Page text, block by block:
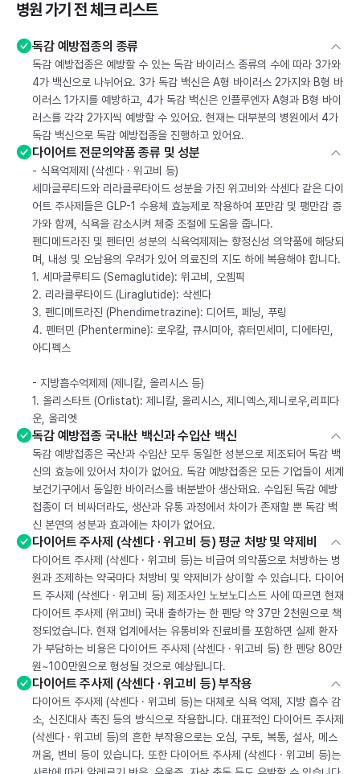
병원 가기 전 체크 리스트
독감 예방접종의 종류
독감 예방접종은 예방할 수 있는 독감 바이러스 종류의 수에 따라 3가와
4가 백신으로 나뉘어요. 3가 독감 백신은 A형 바이러스 2가지와 B형 바
이러스 1가지를 예방하고, 4가 독감 백신은 인플루엔자 A형과 B형 바이
러스를 각각 2가지씩 예방할 수 있어요. 현재는 대부분의 병원에서 4가
독감 백신으로 독감 예방접종을 진행하고 있어요.
다이어트 전문의약품 종류 및 성분
- 식욕억제제 (삭센다 · 위고비 등)
세마글루티드와 리라클루타이드 성분을 가진 위고비와 삭센다 같은 다이
어트 주사제들은 GLP-1 수용체 효능제로 작용하여 포만감 및 팽만감 증
가와 함께, 식욕을 감소시켜 체중 조절에 도움을 줍니다.
펜디메트라진 및 펜터민 성분의 식욕억제제는 향정신성 의약품에 해당되
며, 내성 및 오남용의 우려가 있어 의료진의 지도 하에 복용해야 합니다.
1. 세마글루티드 (Semaglutide): 위고비, 오젬픽
2. 리라클루타이드 (Liraglutide): 삭센다
3. 펜디메트라진 (Phendimetrazine): 디어트, 페닝, 푸링
4. 펜터민 (Phentermine): 로우칼, 큐시미아, 휴터민세미, 디에타민,
아디펙스
- 지방흡수억제제 (제니칼, 올리시스 등)
1. 올리스타트 (Orlistat): 제니칼, 올리시스, 제니엑스,제니로우,리피다
운, 올리엣
독감 예방접종 국내산 백신과 수입산 백신
독감 예방접종은 국산과 수입산 모두 동일한 성분으로 제조되어 독감 백
신의 효능에 있어서 차이가 없어요. 독감 예방접종은 모든 기업들이 세계
보건기구에서 동일한 바이러스를 배분받아 생산돼요. 수입된 독감 예방
접종이 더 비싸더라도, 생산과 유통 과정에서 차이가 존재할 뿐 독감 백
신 본연의 성분과 효과에는 차이가 없어요.
다이어트 주사제 (삭센다 · 위고비 등) 평균 처방 및 약제비
다이어트 주사제 (삭센다 · 위고비 등)는 비급여 의약품으로 처방하는 병
원과 조제하는 약국마다 처방비 및 약제비가 상이할 수 있습니다. 다이어
트 주사제 (삭센다 · 위고비 등) 제조사인 노보노디스트 사에 따르면 현재
다이어트 주사제 (위고비) 국내 출하가는 한 펜당 약 37만 2천원으로 책
정되었습니다. 현재 업계에서는 유통비와 진료비를 포함하면 실제 환자
가 부담하는 비용은 다이어트 주사제 (삭센다 · 위고비 등) 한 펜당 80만
원~100만원으로 형성될 것으로 예상됩니다.
다이어트 주사제 (삭센다 · 위고비 등) 부작용
다이어트 주사제 (삭센다 · 위고비 등)는 대체로 식욕 억제, 지방 흡수 감
소, 신진대사 촉진 등의 방식으로 작용합니다. 대표적인 다이어트 주사제
(삭센다 · 위고비 등)의 흔한 부작용으로는 오심, 구토, 복통, 설사, 메스
꺼움, 변비 등이 있습니다. 또한 다이어트 주사제 (삭센다 · 위고비 등)는